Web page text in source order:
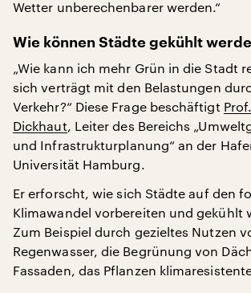
Wetter unberechenbarer werden.“
Wie können Städte gekühlt
„Wie kann ich mehr Grün in die Stadt
sich verträgt mit den Belastungen
Verkehr?“ Diese Frage beschäftigt
Dickhaut, Leiter des Bereichs
und Infrastrukturplanung“ an der
Universität Hamburg.
Er erforscht, wie sich Städte auf den
Klimawandel vorbereiten und gekühlt
Zum Beispiel durch gezieltes Nutzen
Regenwasser, die Begrünung von
Fassaden, das Pflanzen